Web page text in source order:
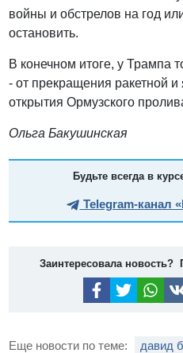
войны и обстрелов на год
остановить.
В конечном итоге, у Трампа
- от прекращения ракетной
открытия Ормузского
Ольга Бакушинская
Будьте всегда в
Telegram-канал
Заинтересовала новость?
Еще новости по теме: давид